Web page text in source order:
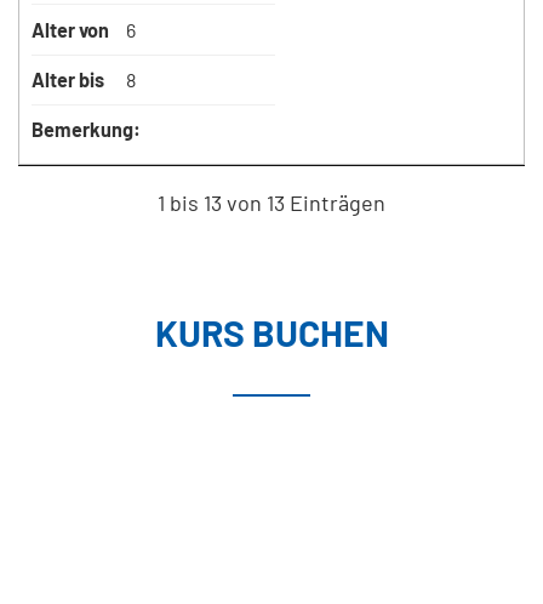
Alter von 6
Alter bis 8
Bemerkung:
1 bis 13 von 13 Einträgen
KURS BUCHEN